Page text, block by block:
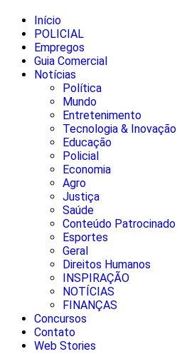
Início
POLICIAL
Empregos
Guia Comercial
Notícias
Política
Mundo
Entretenimento
Tecnologia & Inovação
Educação
Policial
Economia
Agro
Justiça
Saúde
Conteúdo Patrocinado
Esportes
Geral
Direitos Humanos
INSPIRAÇÃO
NOTÍCIAS
FINANÇAS
Concursos
Contato
Web Stories